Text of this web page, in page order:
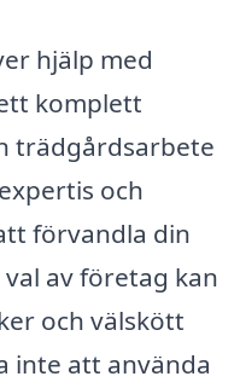
hjälp med
komplett
trädgårdsarbete
och
förvandla din
av företag kan
och välskött
inte att använda